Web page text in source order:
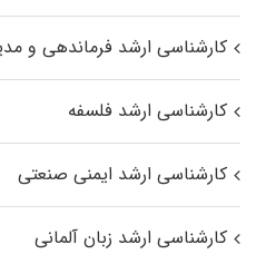
کارشناسی ارشد فرماندهی و
کارشناسی ارشد فلسفه
کارشناسی ارشد ایمنی صنعتی
کارشناسی ارشد زبان آلمانی